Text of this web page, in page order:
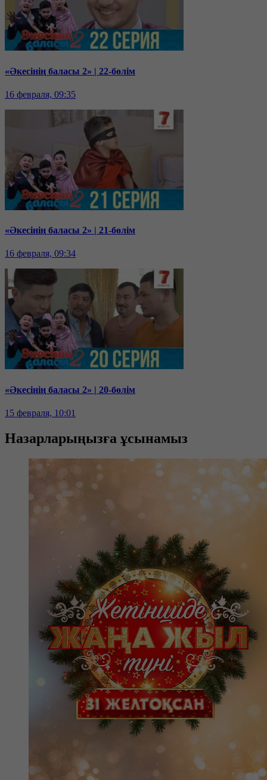
«Әкесінің баласы 2» | 22-бөлім
16 февраля, 09:35
«Әкесінің баласы 2» | 21-бөлім
16 февраля, 09:34
«Әкесінің баласы 2» | 20-бөлім
15 февраля, 10:01
Назарларыңызға ұсынамыз